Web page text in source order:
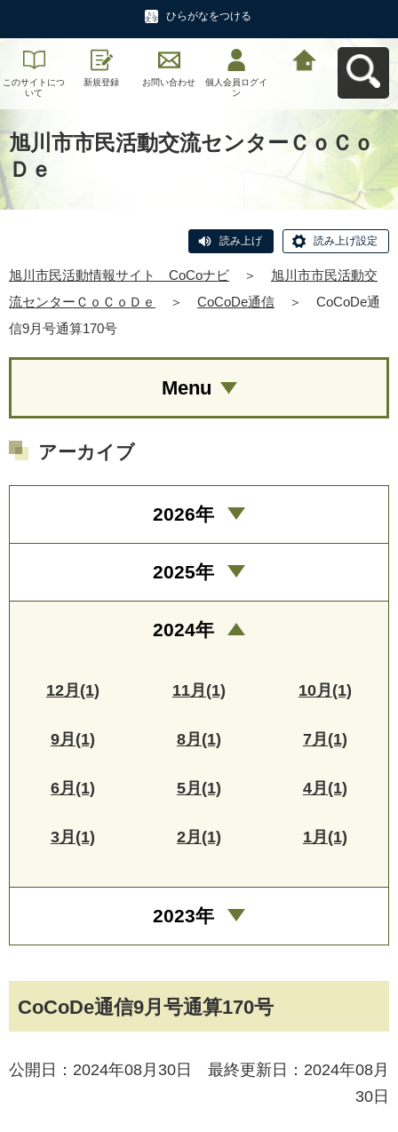
ひらがなをつける
このサイトにつ
いて
新規登録 お問い合わせ
個人会員ログイ
ン
旭川市市民活動交流センターＣｏＣｏ
Ｄｅ
読み上げ 読み上げ設定
旭川市民活動情報サイト CoCoナビ ＞
旭川市市民活動交
流センターＣｏＣｏＤｅ
＞ CoCoDe通信 ＞
CoCoDe通
信9月号通算170号
CoCoDe通信9月号通算170号
公開日：2024年08月30日 最終更新日：2024年08月
30日
Menu
アーカイブ
2026年
2025年
2024年
12月(1) 11月(1) 10月(1)
9月(1) 8月(1) 7月(1)
6月(1) 5月(1) 4月(1)
3月(1) 2月(1) 1月(1)
2023年